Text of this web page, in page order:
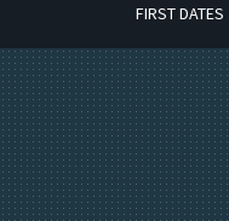
FIRST DATES